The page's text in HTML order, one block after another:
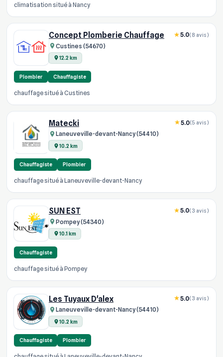
climatisation situé à Nancy
Concept Plomberie Chauffage
Custines (54670)
12.2 km
5.0(8 avis)
Plombier Chauffagiste
chauffage situé à Custines
Matecki
Laneuveville-devant-Nancy (54410)
10.2 km
5.0(5 avis)
Chauffagiste Plombier
chauffage situé à Laneuveville-devant-Nancy
SUN EST
Pompey (54340)
10.1 km
5.0(3 avis)
Chauffagiste
chauffage situé à Pompey
Les Tuyaux D'alex
Laneuveville-devant-Nancy (54410)
10.2 km
5.0(3 avis)
Chauffagiste Plombier